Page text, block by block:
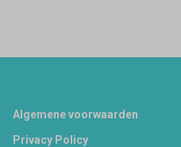
Footer
Algemene voorwaarden
Privacy Policy